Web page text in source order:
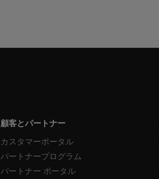
顧客とパートナー
カスタマーポータル
パートナープログラム
パートナー ポータル